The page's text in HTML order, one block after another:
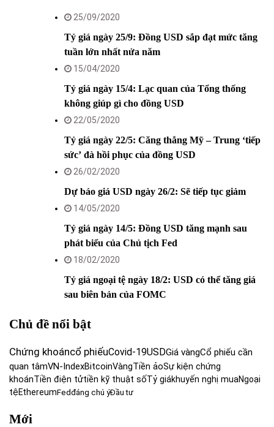
25/09/2020
Tỷ giá ngày 25/9: Đồng USD sắp đạt mức tăng
tuần lớn nhất nửa năm
15/04/2020
Tỷ giá ngày 15/4: Lạc quan của Tổng thống
không giúp gì cho đồng USD
22/05/2020
Tỷ giá ngày 22/5: Căng thẳng Mỹ – Trung ‘tiếp
sức’ đà hồi phục của đồng USD
26/02/2020
Dự báo giá USD ngày 26/2: Sẽ tiếp tục giảm
14/05/2020
Tỷ giá ngày 14/5: Đồng USD tăng mạnh sau
phát biểu của Chủ tịch Fed
18/02/2020
Tỷ giá ngoại tệ ngày 18/2: USD có thể tăng giá
sau biên bản của FOMC
Chủ đề nổi bật
Chứng khoáncổ phiếuCovid-19USDGiá vàngCổ phiếu cần
quan tâmVN-IndexBitcoinVàngTiền ảoSự kiện chứng
khoánTiền điện tửtiền kỹ thuật sốTỷ giákhuyến nghị muaNgoại
tệEthereumFedđáng chú ýĐầu tư
Mới